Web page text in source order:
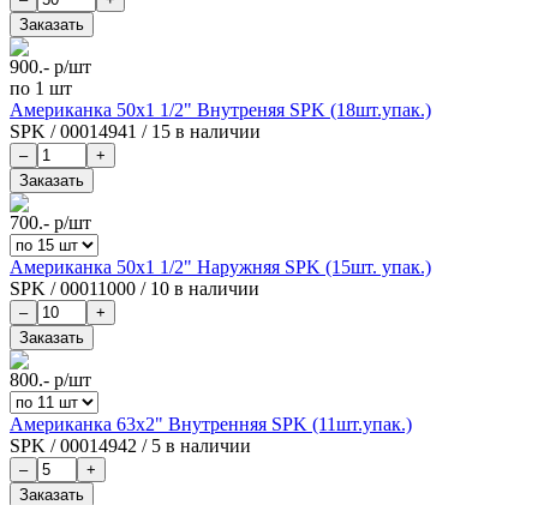
900.- р/шт
по 1 шт
Американка 50х1 1/2" Внутреняя SPK (18шт.упак.)
SPK /00014941 / 15 в наличии
700.- р/шт
Американка 50х1 1/2" Наружняя SPK (15шт. упак.)
SPK /00011000 / 10 в наличии
800.- р/шт
Американка 63х2" Внутренняя SPK (11шт.упак.)
SPK /00014942 / 5 в наличии